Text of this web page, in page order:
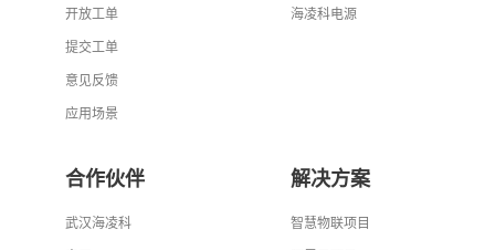
开放工单
提交工单
意见反馈
应用场景
海凌科电源
合作伙伴
武汉海凌科
解决方案
智慧物联项目